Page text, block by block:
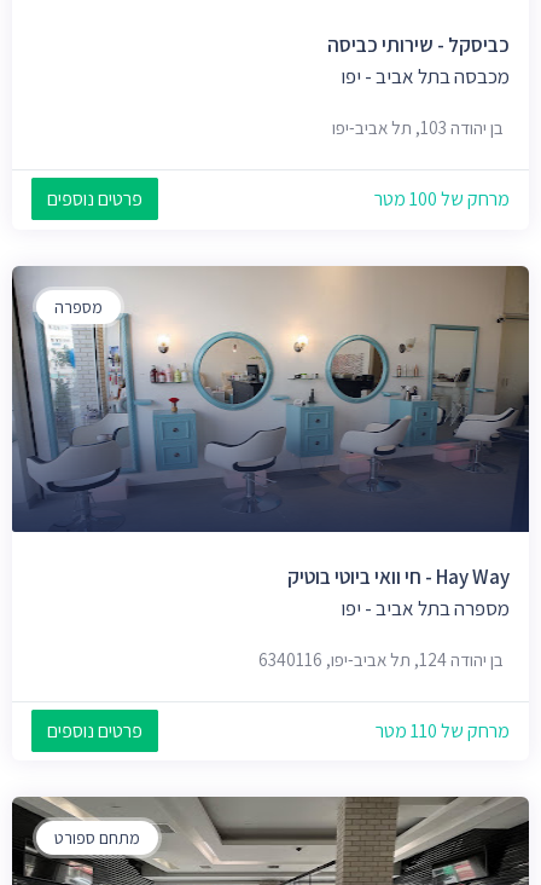
כביסקל - שירותי כביסה
מכבסה בתל אביב - יפו
בן יהודה 103, תל אביב-יפו
מרחק של 100 מטר פרטים נוספים
מספרה
Hay Way - חי וואי ביוטי בוטיק
מספרה בתל אביב - יפו
בן יהודה 124, תל אביב-יפו, 6340116
מרחק של 110 מטר פרטים נוספים
מתחם ספורט